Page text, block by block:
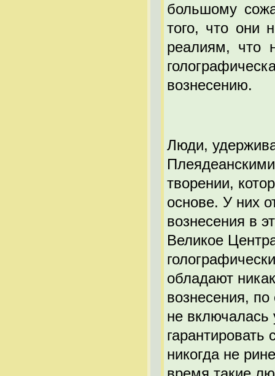
большому
того, что они
реалиям, что
вознесению.
Люди,
творении,
основе. У них
вознесения в
Великое
обладают
вознесения,
не
гарантировать
никогда не